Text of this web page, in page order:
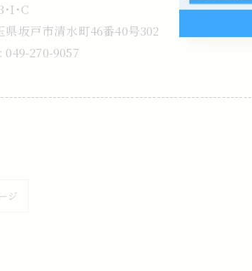
･I･C
県坂戸市清水町46番40号302
049-270-9057
ジ